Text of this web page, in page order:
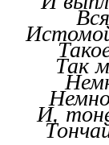
Так
И,